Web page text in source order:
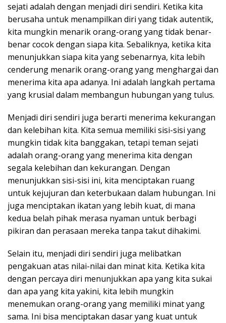
sejati adalah dengan menjadi diri sendiri. Ketika kita
berusaha untuk menampilkan diri yang tidak autentik,
kita mungkin menarik orang-orang yang tidak benar-
benar cocok dengan siapa kita. Sebaliknya, ketika kita
menunjukkan siapa kita yang sebenarnya, kita lebih
cenderung menarik orang-orang yang menghargai dan
menerima kita apa adanya. Ini adalah langkah pertama
yang krusial dalam membangun hubungan yang tulus.
Menjadi diri sendiri juga berarti menerima kekurangan
dan kelebihan kita. Kita semua memiliki sisi-sisi yang
mungkin tidak kita banggakan, tetapi teman sejati
adalah orang-orang yang menerima kita dengan
segala kelebihan dan kekurangan. Dengan
menunjukkan sisi-sisi ini, kita menciptakan ruang
untuk kejujuran dan keterbukaan dalam hubungan. Ini
juga menciptakan ikatan yang lebih kuat, di mana
kedua belah pihak merasa nyaman untuk berbagi
pikiran dan perasaan mereka tanpa takut dihakimi.
Selain itu, menjadi diri sendiri juga melibatkan
pengakuan atas nilai-nilai dan minat kita. Ketika kita
dengan percaya diri menunjukkan apa yang kita sukai
dan apa yang kita yakini, kita lebih mungkin
menemukan orang-orang yang memiliki minat yang
sama. Ini bisa menciptakan dasar yang kuat untuk